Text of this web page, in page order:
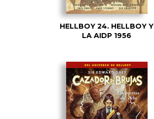
HELLBOY 24. HELLBOY Y
LA AIDP 1956